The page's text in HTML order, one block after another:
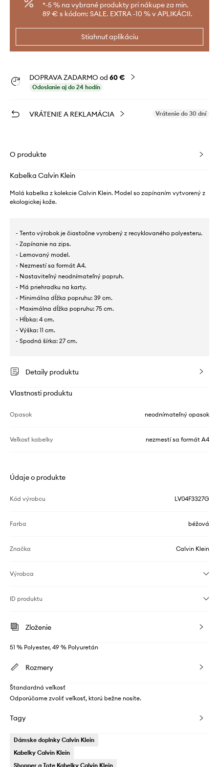
*-5 % na vybrané produkty pri nákupe za min.
89 € s kódom: SALE. EXTRA -10 % v APLIKÁCII.
Stiahnuť aplikáciu
DOPRAVA ZADARMO od 60 €
Odoslanie aj do 24 hodín
VRÁTENIE A REKLAMÁCIA Vrátenie do 30 dní
O produkte
Kabelka Calvin Klein
Malá kabelka z kolekcie Calvin Klein. Model so zapínaním vytvorený z
ekologickej kože.
- Tento výrobok je čiastočne vyrobený z recyklovaného polyesteru.
- Zapínanie na zips.
- Lemovaný model.
- Nezmestí sa formát A4.
- Nastaviteľný neodnímateľný popruh.
- Má priehradku na karty.
- Minimálna dĺžka popruhu: 39 cm.
- Maximálna dĺžka popruhu: 75 cm.
- Hĺbka: 4 cm.
- Výška: 11 cm.
- Spodná šírka: 27 cm.
Detaily produktu
Vlastnosti produktu
Opasok neodnímateľný opasok
Veľkosť kabelky nezmestí sa formát A4
Údaje o produkte
Kód výrobcu LV04F3327G
Farba béžová
Značka Calvin Klein
Výrobca
ID produktu
Zloženie
51 % Polyester, 49 % Polyuretán
Rozmery
Štandardná veľkosť
Odporúčame zvoliť veľkosť, ktorú bežne nosíte.
Tagy
Dámske doplnky Calvin Klein
Kabelky Calvin Klein
Shopper a Tote Kabelky Calvin Klein